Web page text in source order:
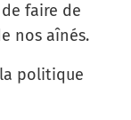
faire de
nos aînés.
politique